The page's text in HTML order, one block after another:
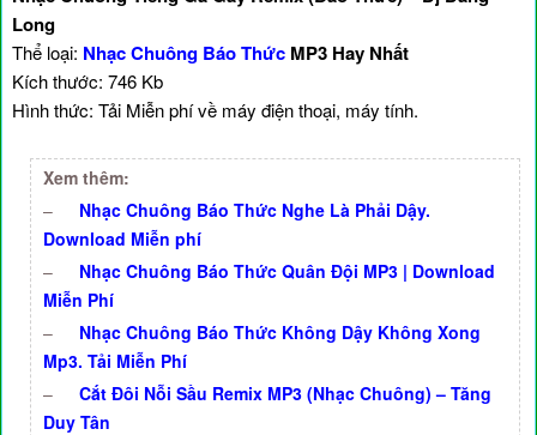
Long
Thể loại: Nhạc Chuông Báo Thức MP3 Hay Nhất
Kích thước: 746 Kb
Hình thức: Tải Miễn phí về máy điện thoại, máy tính.
Xem thêm:
–
Nhạc Chuông Báo Thức Nghe Là Phải Dậy.
Download Miễn phí
–
Nhạc Chuông Báo Thức Quân Đội MP3 | Download
Miễn Phí
–
Nhạc Chuông Báo Thức Không Dậy Không Xong
Mp3. Tải Miễn Phí
–
Cắt Đôi Nỗi Sầu Remix MP3 (Nhạc Chuông) – Tăng
Duy Tân